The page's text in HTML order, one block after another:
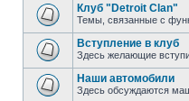
Клуб "Detroit Clan"
Темы, связанные с
Вступление в клуб
Здесь желающие
Наши автомобили
Здесь обсуждаются